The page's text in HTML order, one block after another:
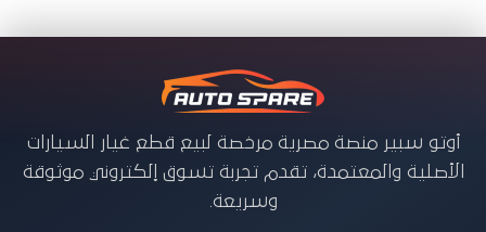
أوتو سبير منصة مصرية مرخصة لبيع قطع غيار السيارات
الأصلية والمعتمدة، تقدم تجربة تسوق إلكتروني موثوقة
وسريعة.